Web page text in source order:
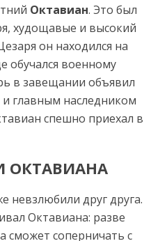
Октавиан. Это был
худощавые и высокий
он находился на
обучался военному
в завещании объявил
главным наследником
спешно приехал в
ОКТАВИАНА
невзлюбили друг друга.
Октавиана: разве
соперничать с